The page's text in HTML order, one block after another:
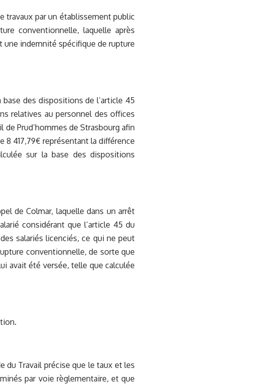
travaux par un établissement public
conventionnelle, laquelle après
une indemnité spécifique de rupture
des dispositions de l’article 45
relatives au personnel des offices
de Prud’hommes de Strasbourg afin
8 417,79€ représentant la différence
sur la base des dispositions
de Colmar, laquelle dans un arrêt
considérant que l’article 45 du
salariés licenciés, ce qui ne peut
conventionnelle, de sorte que
avait été versée, telle que calculée
du Travail précise que le taux et les
par voie règlementaire, et que